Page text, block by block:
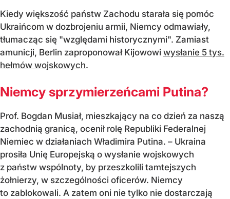
Kiedy większość państw Zachodu starała się pomóc
Ukraińcom w dozbrojeniu armii, Niemcy odmawiały,
tłumacząc się "względami historycznymi". Zamiast
amunicji, Berlin zaproponował Kijowowi wysłanie 5 tys.
hełmów wojskowych.
Niemcy sprzymierzeńcami Putina?
Prof. Bogdan Musiał, mieszkający na co dzień za naszą
zachodnią granicą, ocenił rolę Republiki Federalnej
Niemiec w działaniach Władimira Putina. – Ukraina
prosiła Unię Europejską o wysłanie wojskowych
z państw wspólnoty, by przeszkolili tamtejszych
żołnierzy, w szczególności oficerów. Niemcy
to zablokowali. A zatem oni nie tylko nie dostarczają